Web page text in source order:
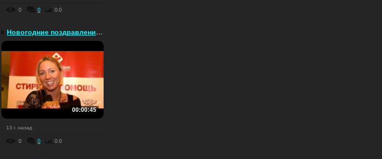
0 0 0.0
Новогодние поздравления...
00:00:45
13 г. назад
0 0 0.0